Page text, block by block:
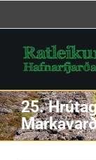
to
content
25.